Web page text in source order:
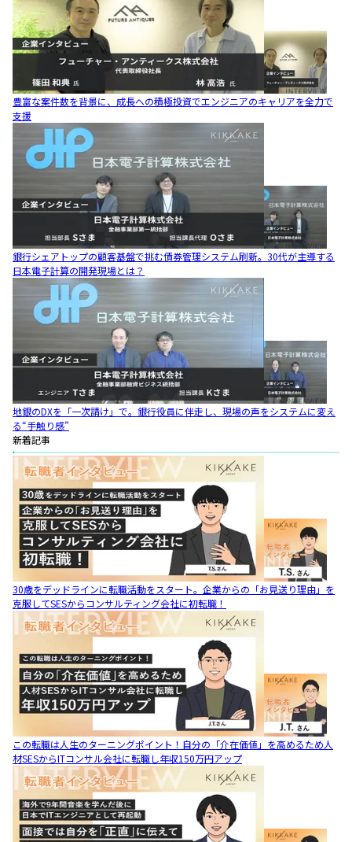
豊富な案件数を背景に、成長への積極投資でエンジニアのキャリアを全力で
支援
銀行シェアトップの顧客基盤で挑む債券管理システム刷新。30代が主導する
日本電子計算の開発現場とは？
地銀のDXを「一次請け」で。銀行役員に伴走し、現場の声をシステムに変え
る“手触り感”
新着記事
30歳をデッドラインに転職活動をスタート。企業からの「お見送り理由」を
克服してSESからコンサルティング会社に初転職！
この転職は人生のターニングポイント！自分の「介在価値」を高めるため人
材SESからITコンサル会社に転職し年収150万円アップ